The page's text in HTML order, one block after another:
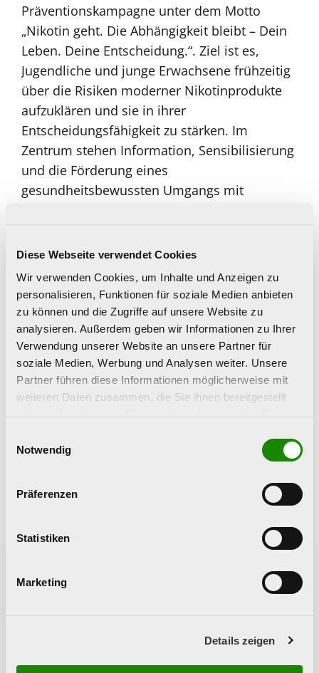
Diese Webseite verwendet Cookies
Wir verwenden Cookies, um Inhalte und Anzeigen zu
personalisieren, Funktionen für soziale Medien anbieten
zu können und die Zugriffe auf unsere Website zu
analysieren. Außerdem geben wir Informationen zu Ihrer
Verwendung unserer Website an unsere Partner für
soziale Medien, Werbung und Analysen weiter. Unsere
Partner führen diese Informationen möglicherweise mit
weiteren Daten zusammen, die Sie ihnen bereitgestellt
Notwendig
Präferenzen
Statistiken
Marketing
Details zeigen
Präventionskampagne unter dem Motto
„Nikotin geht. Die Abhängigkeit bleibt – Dein
Leben. Deine Entscheidung.“. Ziel ist es,
Jugendliche und junge Erwachsene frühzeitig
über die Risiken moderner Nikotinprodukte
aufzuklären und sie in ihrer
Entscheidungsfähigkeit zu stärken. Im
Zentrum stehen Information, Sensibilisierung
und die Förderung eines
gesundheitsbewussten Umgangs mit
Information auf www.fit.linz.at zur Verfügung.
Begleitend dazu wird die Kampagne über die
Online-Kanäle der Stadt Linz verbreitet, um
insbesondere auch jüngere Zielgruppen zu
erreichen und zur Auseinandersetzung mit
dem Thema anzuregen.
Weiterführende Infos:
Nächste News